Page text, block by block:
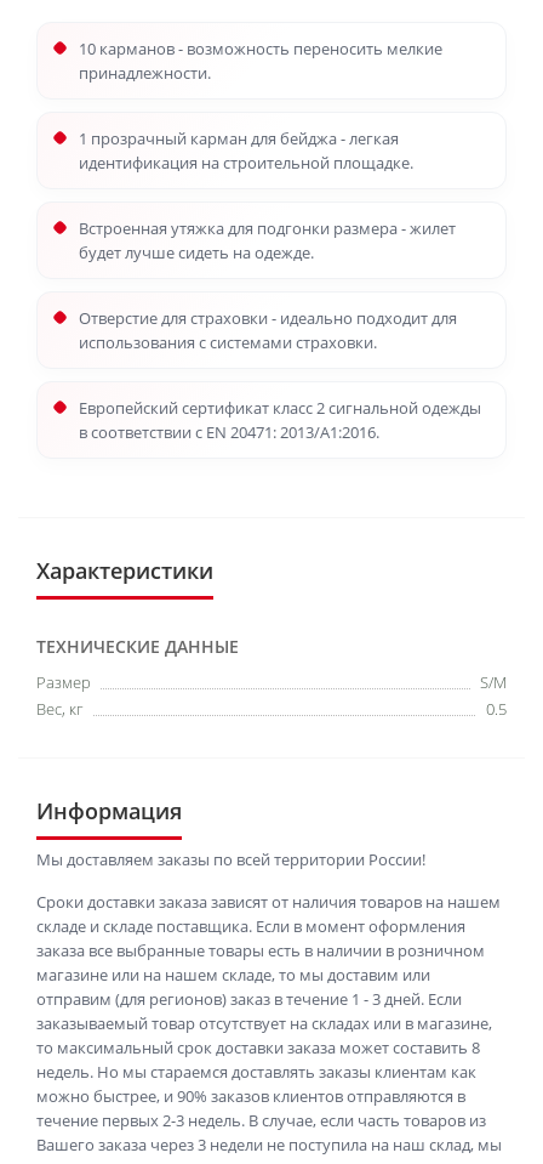
10 карманов - возможность переносить мелкие
принадлежности.
1 прозрачный карман для бейджа - легкая
идентификация на строительной площадке.
Встроенная утяжка для подгонки размера - жилет
будет лучше сидеть на одежде.
Отверстие для страховки - идеально подходит для
использования с системами страховки.
Европейский сертификат класс 2 сигнальной одежды
в соответствии с EN 20471: 2013/A1:2016.
Характеристики
ТЕХНИЧЕСКИЕ ДАННЫЕ
Размер
S/M
Вес, кг
0.5
Информация
Мы доставляем заказы по всей территории России!
Сроки доставки заказа зависят от наличия товаров на нашем
складе и складе поставщика. Если в момент оформления
заказа все выбранные товары есть в наличии в розничном
магазине или на нашем складе, то мы доставим или
отправим (для регионов) заказ в течение 1 - 3 дней. Если
заказываемый товар отсутствует на складах или в магазине,
то максимальный срок доставки заказа может составить 8
недель. Но мы стараемся доставлять заказы клиентам как
можно быстрее, и 90% заказов клиентов отправляются в
течение первых 2-3 недель. В случае, если часть товаров из
Вашего заказа через 3 недели не поступила на наш склад, мы